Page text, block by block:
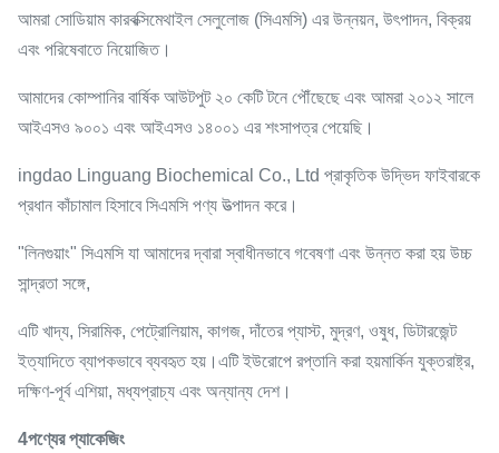
আমরা সোডিয়াম কারবক্সিমেথাইল সেলুলোজ (সিএমসি) এর উন্নয়ন, উৎপাদন, বিক্রয়
এবং পরিষেবাতে নিয়োজিত।
আমাদের কোম্পানির বার্ষিক আউটপুট ২০ কেটি টনে পৌঁছেছে এবং আমরা ২০১২ সালে
আইএসও ৯০০১ এবং আইএসও ১৪০০১ এর শংসাপত্র পেয়েছি।
ingdao Linguang Biochemical Co., Ltd প্রাকৃতিক উদ্ভিদ ফাইবারকে
প্রধান কাঁচামাল হিসাবে সিএমসি পণ্য উত্পাদন করে।
"লিনগুয়াং" সিএমসি যা আমাদের দ্বারা স্বাধীনভাবে গবেষণা এবং উন্নত করা হয় উচ্চ
সান্দ্রতা সঙ্গে,
এটি খাদ্য, সিরামিক, পেট্রোলিয়াম, কাগজ, দাঁতের প্যাস্ট, মুদ্রণ, ওষুধ, ডিটারজেন্ট
ইত্যাদিতে ব্যাপকভাবে ব্যবহৃত হয়।এটি ইউরোপে রপ্তানি করা হয়মার্কিন যুক্তরাষ্ট্র,
দক্ষিণ-পূর্ব এশিয়া, মধ্যপ্রাচ্য এবং অন্যান্য দেশ।
4পণ্যের প্যাকেজিং